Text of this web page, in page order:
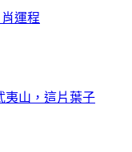
運程
夷山，這片葉子